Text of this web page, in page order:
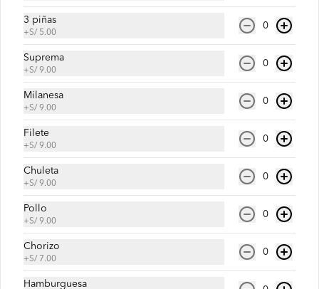
S/ 18.00
3 piñas
+S/ 5.00
0
Suprema
+S/ 9.00
0
Milanesa
+S/ 9.00
0
Filete
+S/ 9.00
0
Chuleta
+S/ 9.00
0
Pollo
+S/ 9.00
0
Chorizo
+S/ 7.00
0
Hamburguesa